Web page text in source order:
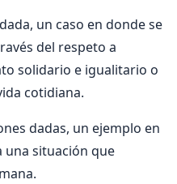
un caso en donde se
del respeto a
solidario e igualitario o
cotidiana.
dadas, un ejemplo en
una situación que